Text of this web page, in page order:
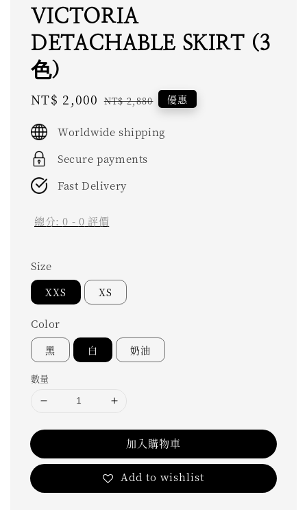
VICTORIA
DETACHABLE SKIRT (3
色)
Sale
NT$ 2,000 Regular
NT$ 2,880 優惠
Worldwide shipping
Secure payments
Fast Delivery
總分:0 - 0 評價
Size
XXS XS
Color
黑 白 奶油
數量
加入購物車
Add to wishlist